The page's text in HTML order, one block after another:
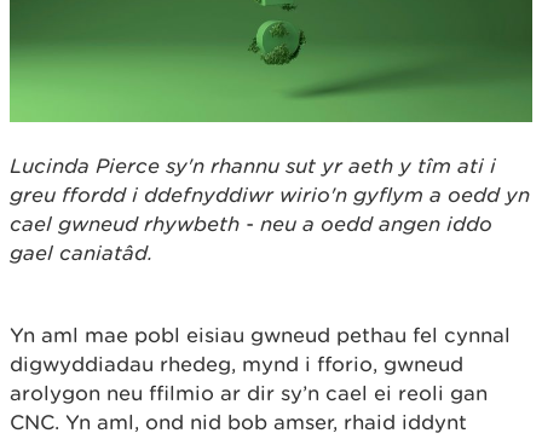
Lucinda Pierce sy'n rhannu sut yr aeth y tîm ati i
greu ffordd i ddefnyddiwr wirio'n gyflym a oedd yn
cael gwneud rhywbeth - neu a oedd angen iddo
gael caniatâd.
Yn aml mae pobl eisiau gwneud pethau fel cynnal
digwyddiadau rhedeg, mynd i fforio, gwneud
arolygon neu ffilmio ar dir sy’n cael ei reoli gan
CNC. Yn aml, ond nid bob amser, rhaid iddynt